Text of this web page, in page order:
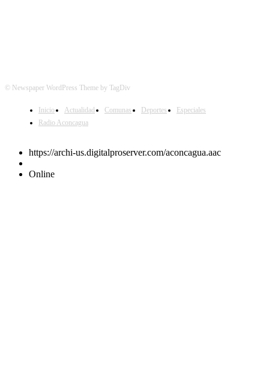
© Newspaper WordPress Theme by TagDiv
Inicio Actualidad Comunas Deportes
Especiales
Radio Aconcagua
https://archi-us.digitalproserver.com/aconcagua.aac
Online